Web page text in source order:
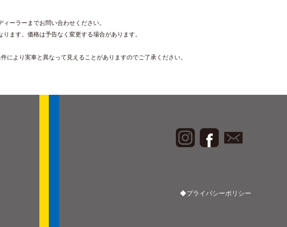
ーラーまでお問い合わせください。
ます。価格は予告なく変更する場合があります。
より実車と異なって見えることがありますのでご了承ください。
◆プライバシーポリシー